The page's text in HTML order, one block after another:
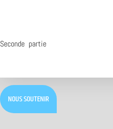
Seconde partie
NOUS SOUTENIR